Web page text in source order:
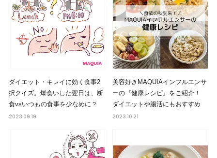
ダイエット・キレイに効く食事2
択クイズ。爆食いした翌日は、断
食vsいつもの食事を少なめに？
2023.09.19
美容好きMAQUIAインフルエンサ
ーの『健康レシピ』をご紹介！
ダイエットや腸活にもおすすめ
2023.10.21